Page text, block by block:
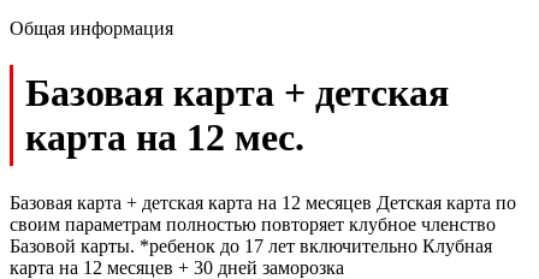
Общая информация
Базовая карта + детская
карта на 12 мес.
Базовая карта + детская карта на 12 месяцев Детская карта по
своим параметрам полностью повторяет клубное членство
Базовой карты. *ребенок до 17 лет включительно Клубная
карта на 12 месяцев + 30 дней заморозка